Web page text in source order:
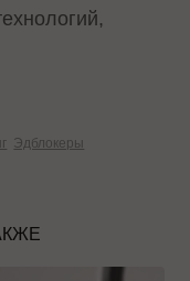
Эдблокеры